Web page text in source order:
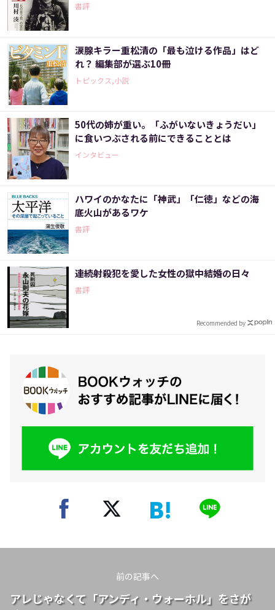
書評
涙腺キラー重松清の「最も泣ける作品」はど
れ？ 編集部が選ぶ10冊
トピックス,小説
50代の姉が重い。「ふがいないきょうだい」
に食いつぶされる前にできることとは
インタビュー
ハワイのかなたに「神武」「仁徳」などの海
底火山があるワケ
書評
連続射殺犯を愛した女性の獄中結婚の日々
書評
Recommended by
前の記事へ
アレじゃなくて「アンディ・ウォーホル」をさが